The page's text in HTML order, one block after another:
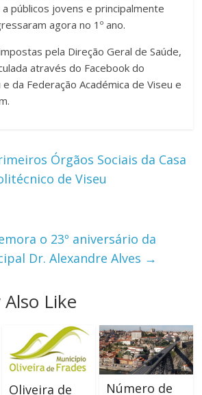
públicos jovens e principalmente
agora no 1º ano.
pela Direção Geral de Saúde,
através do Facebook do
da Federação Académica de Viseu e
Órgãos Sociais da Casa
de Viseu
o 23º aniversário da
Dr. Alexandre Alves →
Like
Oliveira de
Número de